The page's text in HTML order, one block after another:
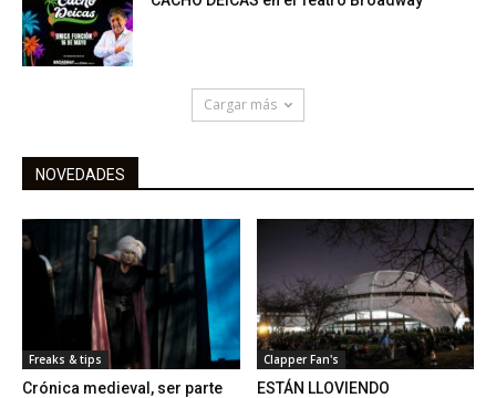
Cargar más
NOVEDADES
Freaks & tips
Crónica medieval, ser parte
Clapper Fan's
ESTÁN LLOVIENDO